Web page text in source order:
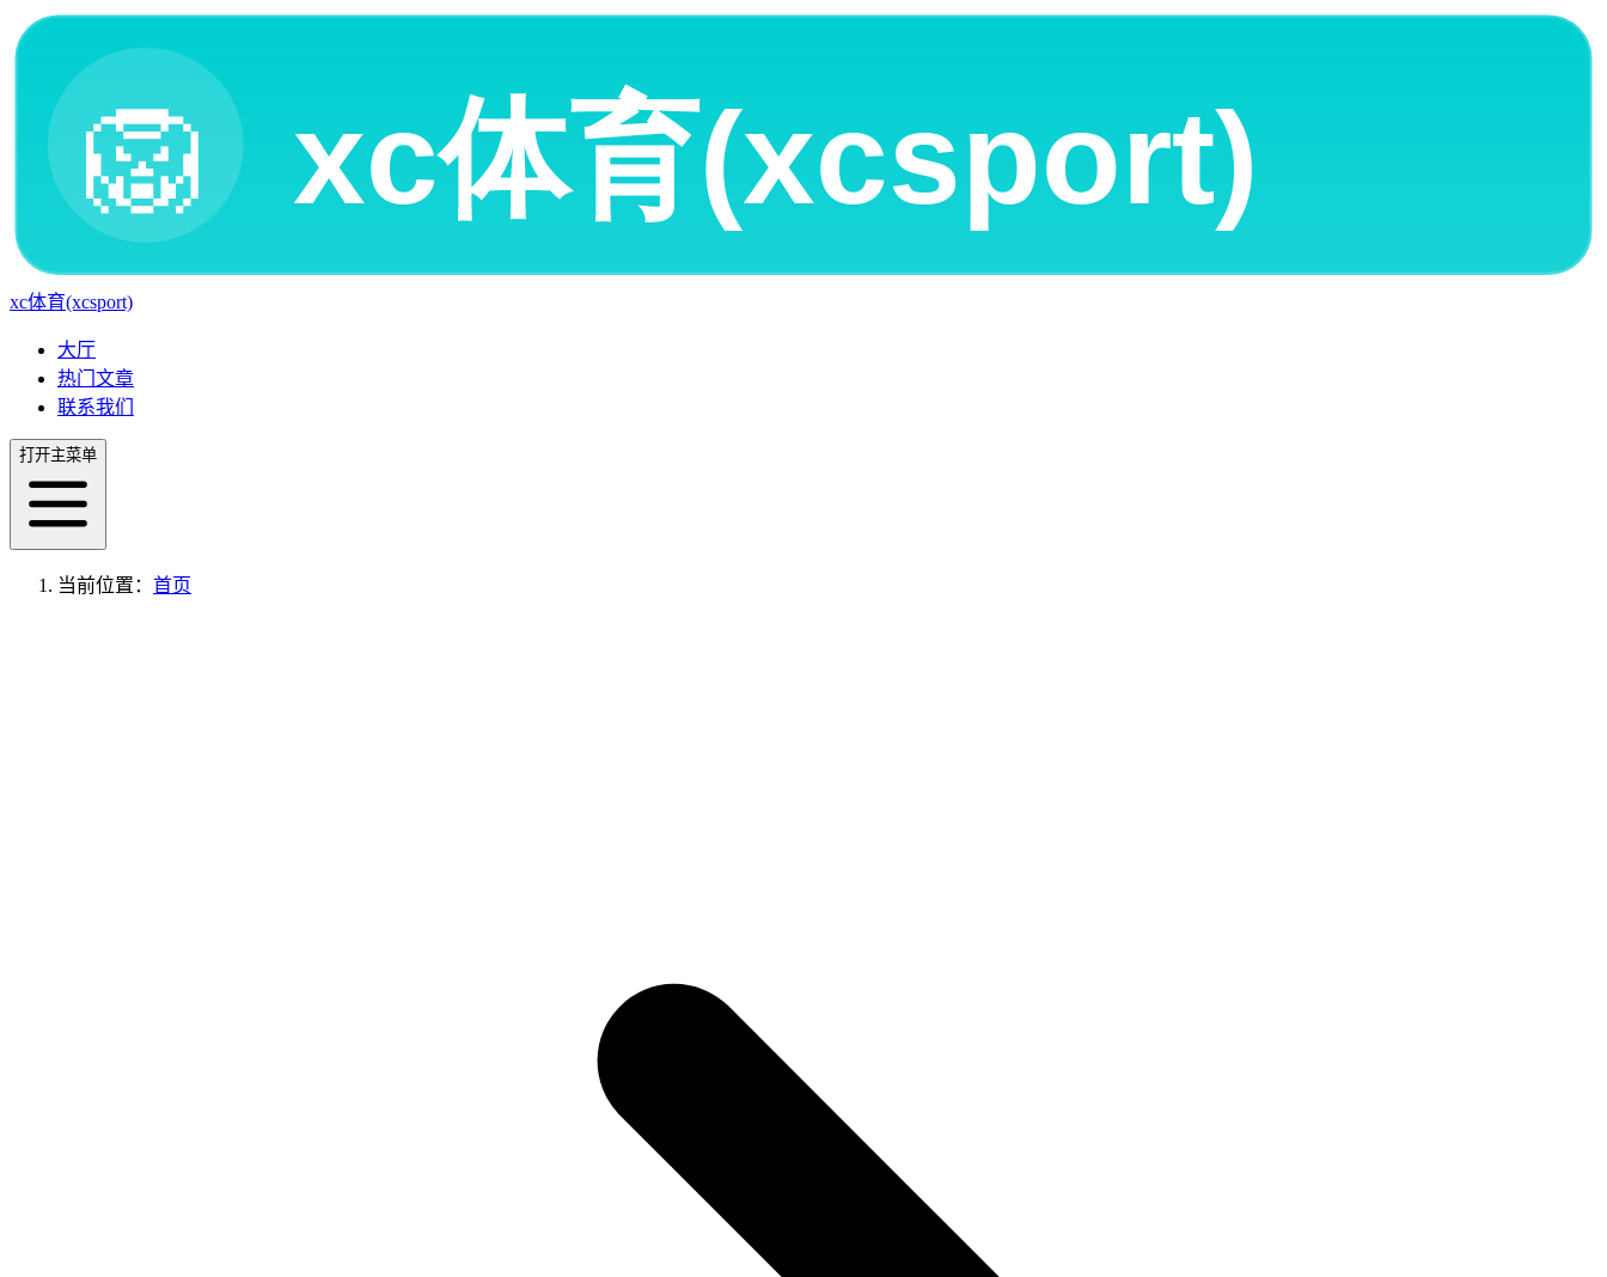
xc体育(xcsport)
大厅
热门文章
联系我们
打开主菜单
当前位置： 首页